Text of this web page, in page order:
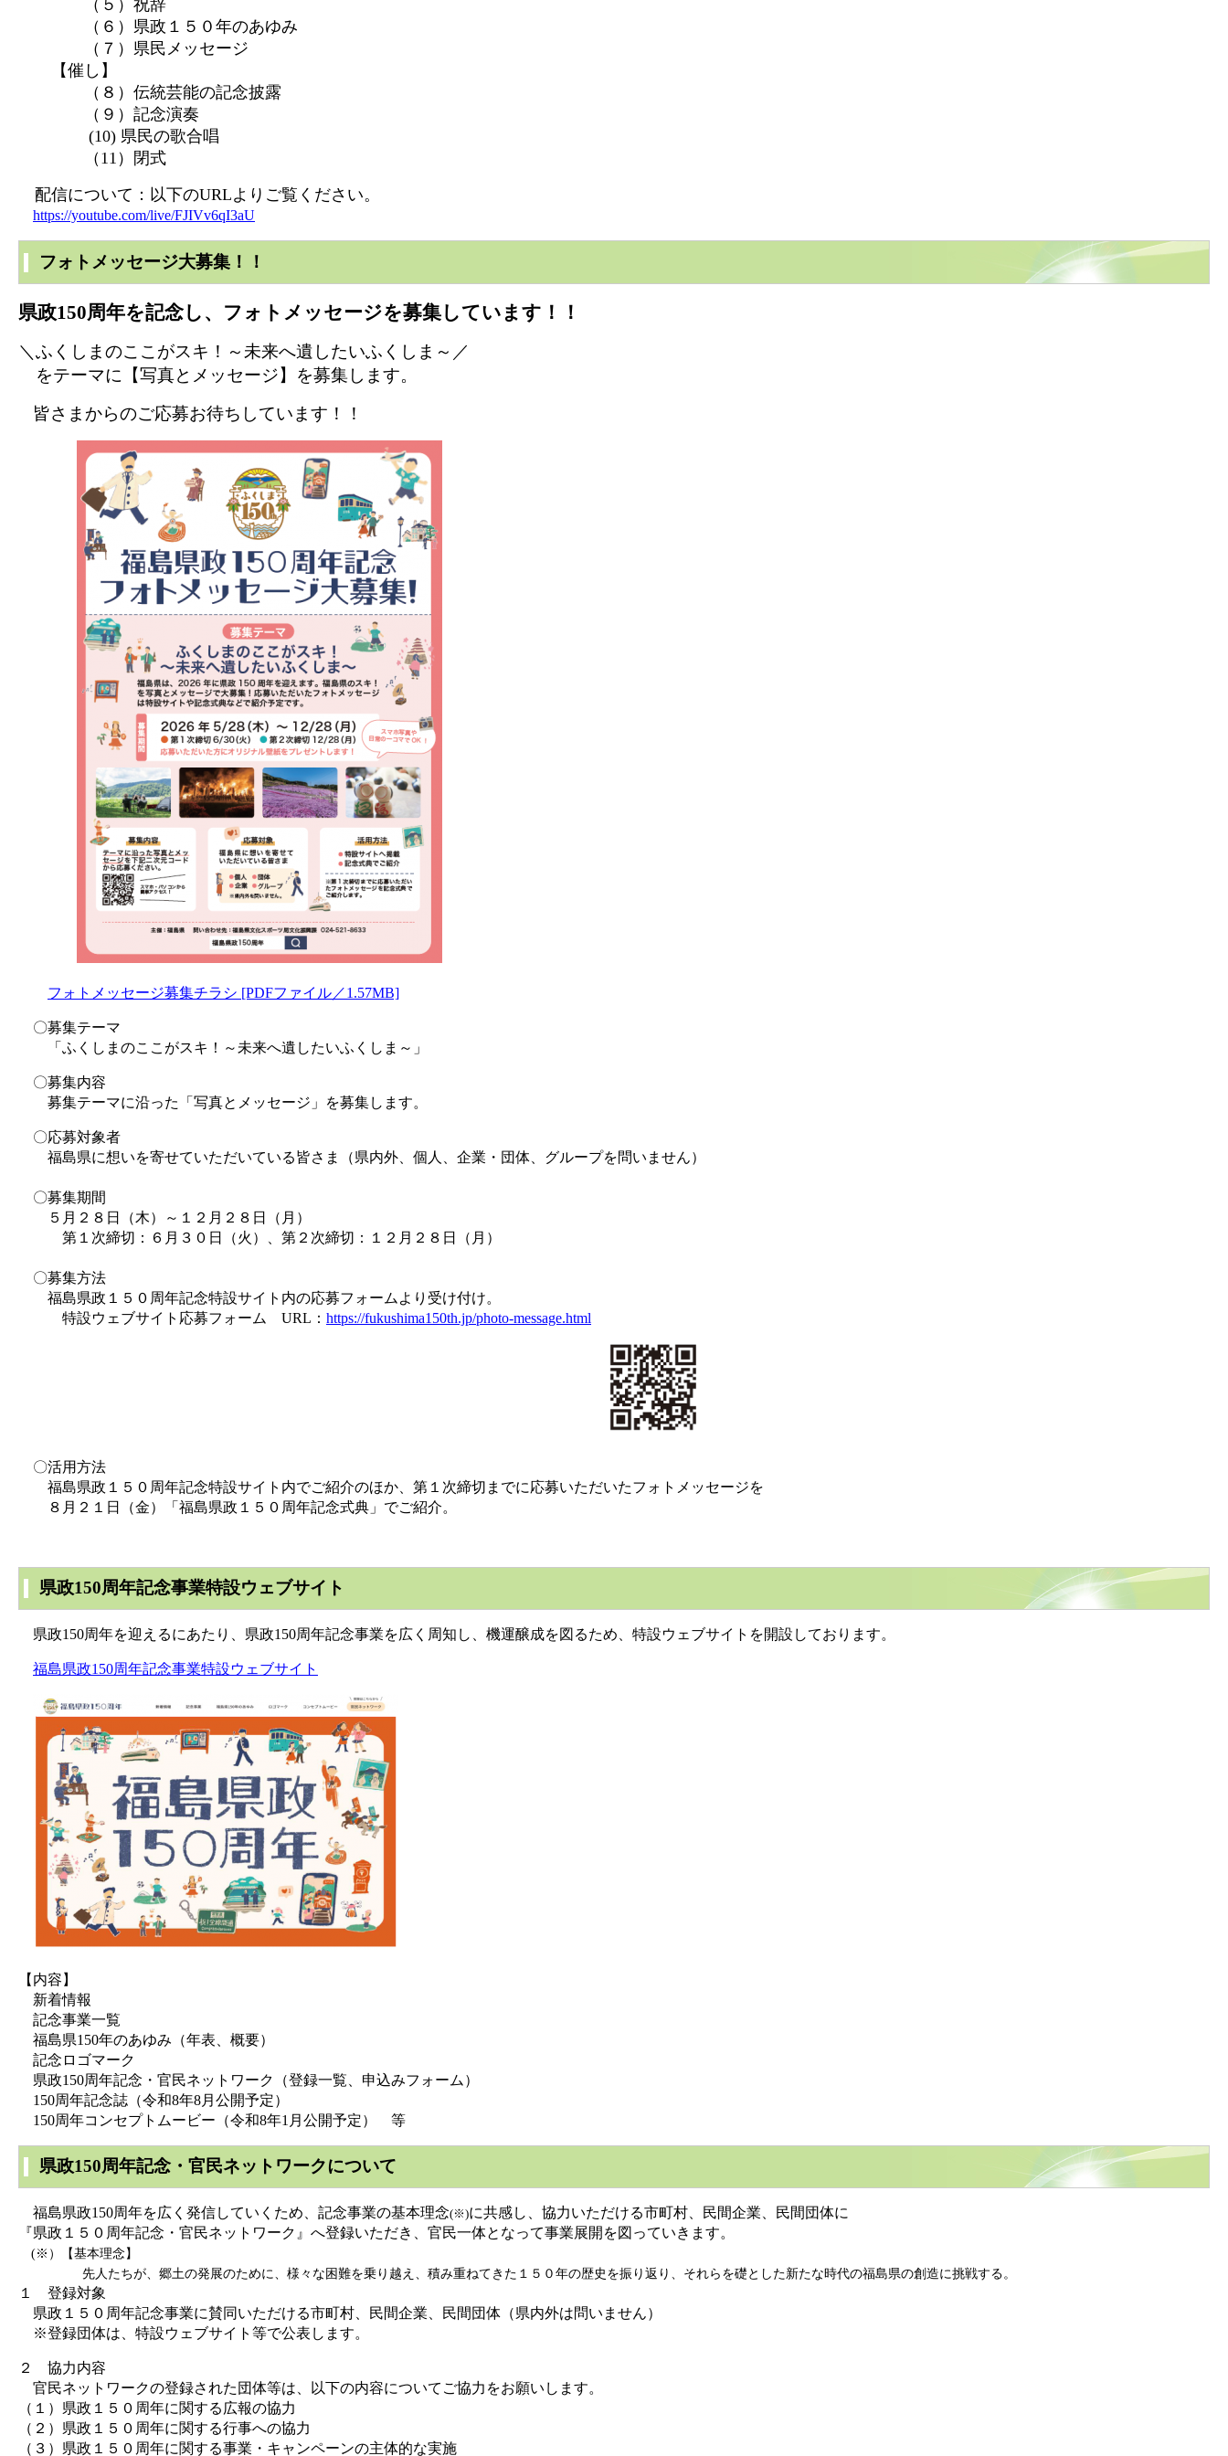
（５）祝辞
（６）県政１５０年のあゆみ
（７）県民メッセージ
【催し】
（８）伝統芸能の記念披露
（９）記念演奏
(10) 県民の歌合唱
（11）閉式
配信について：以下のURLよりご覧ください。
https://youtube.com/live/FJIVv6qI3aU
フォトメッセージ大募集！！
県政150周年を記念し、フォトメッセージを募集しています！！
＼ふくしまのここがスキ！～未来へ遺したいふくしま～／
をテーマに【写真とメッセージ】を募集します。
皆さまからのご応募お待ちしています！！
フォトメッセージ募集チラシ [PDFファイル／1.57MB]
〇募集テーマ
「ふくしまのここがスキ！～未来へ遺したいふくしま～」
〇募集内容
募集テーマに沿った「写真とメッセージ」を募集します。
〇応募対象者
福島県に想いを寄せていただいている皆さま（県内外、個人、企業・団体、グループを問いません）
〇募集期間
５月２８日（木）～１２月２８日（月）
第１次締切：６月３０日（火）、第２次締切：１２月２８日（月）
〇募集方法
福島県政１５０周年記念特設サイト内の応募フォームより受け付け。
特設ウェブサイト応募フォーム URL： https://fukushima150th.jp/photo-message.html
〇活用方法
福島県政１５０周年記念特設サイト内でご紹介のほか、第１次締切までに応募いただいたフォトメッセージを
８月２１日（金）「福島県政１５０周年記念式典」でご紹介。
県政150周年記念事業特設ウェブサイト
県政150周年を迎えるにあたり、県政150周年記念事業を広く周知し、機運醸成を図るため、特設ウェブサイトを開設しております。
福島県政150周年記念事業特設ウェブサイト
【内容】
新着情報
記念事業一覧
福島県150年のあゆみ（年表、概要）
記念ロゴマーク
県政150周年記念・官民ネットワーク（登録一覧、申込みフォーム）
150周年記念誌（令和8年8月公開予定）
150周年コンセプトムービー（令和8年1月公開予定） 等
県政150周年記念・官民ネットワークについて
福島県政150周年を広く発信していくため、記念事業の基本理念(※)に共感し、協力いただける市町村、民間企業、民間団体に
『県政１５０周年記念・官民ネットワーク』へ登録いただき、官民一体となって事業展開を図っていきます。
(※）【基本理念】
先人たちが、郷土の発展のために、様々な困難を乗り越え、積み重ねてきた１５０年の歴史を振り返り、それらを礎とした新たな時代の福島県の創造に挑戦する。
１ 登録対象
県政１５０周年記念事業に賛同いただける市町村、民間企業、民間団体（県内外は問いません）
※登録団体は、特設ウェブサイト等で公表します。
２ 協力内容
官民ネットワークの登録された団体等は、以下の内容についてご協力をお願いします。
（１）県政１５０周年に関する広報の協力
（２）県政１５０周年に関する行事への協力
（３）県政１５０周年に関する事業・キャンペーンの主体的な実施